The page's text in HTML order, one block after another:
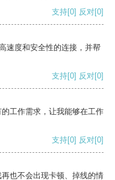
支持[0] 反对[0]
速度和安全性的连接，并帮
支持[0] 反对[0]
工作需求，让我能够在工作
支持[0] 反对[0]
也不会出现卡顿、掉线的情